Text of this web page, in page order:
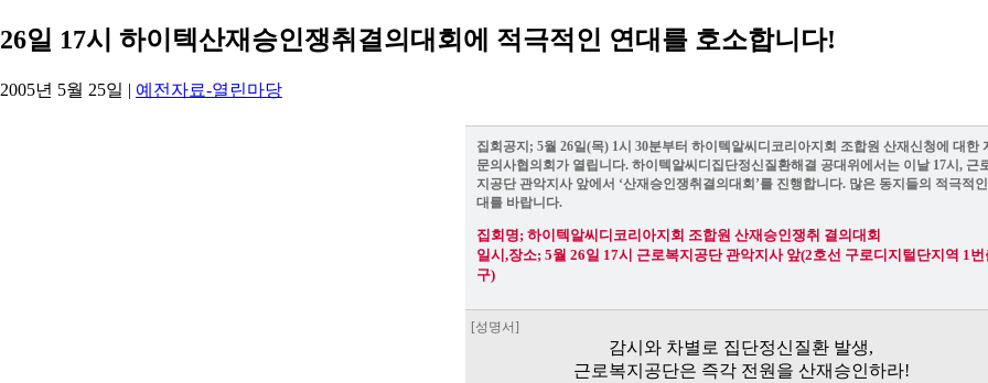
26일 17시 하이텍산재승인쟁취결의대회에 적극적인 연대를 호소합니다!
2005년 5월 25일 | 예전자료-열린마당
집회공지; 5월 26일(목) 1시 30분부터 하이텍알씨디코리아지회 조합원 산재신청에 대한
문의사협의회가 열립니다. 하이텍알씨디집단정신질환해결 공대위에서는 이날 17시, 근
지공단 관악지사 앞에서 ‘산재승인쟁취결의대회’를 진행합니다. 많은 동지들의 적극적
대를 바랍니다.
집회명; 하이텍알씨디코리아지회 조합원 산재승인쟁취 결의대회
일시,장소; 5월 26일 17시 근로복지공단 관악지사 앞(2호선 구로디지털단지역 1번
구)
[성명서]
감시와 차별로 집단정신질환 발생,
근로복지공단은 즉각 전원을 산재승인하라!